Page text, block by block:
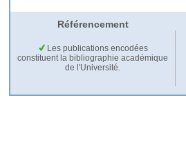
Référencement
Les publications encodées
constituent la bibliographie académique
de l'Université.